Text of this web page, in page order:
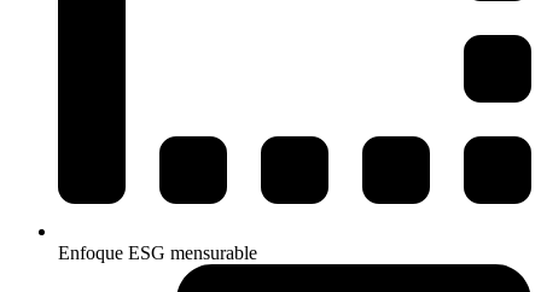
Enfoque ESG mensurable